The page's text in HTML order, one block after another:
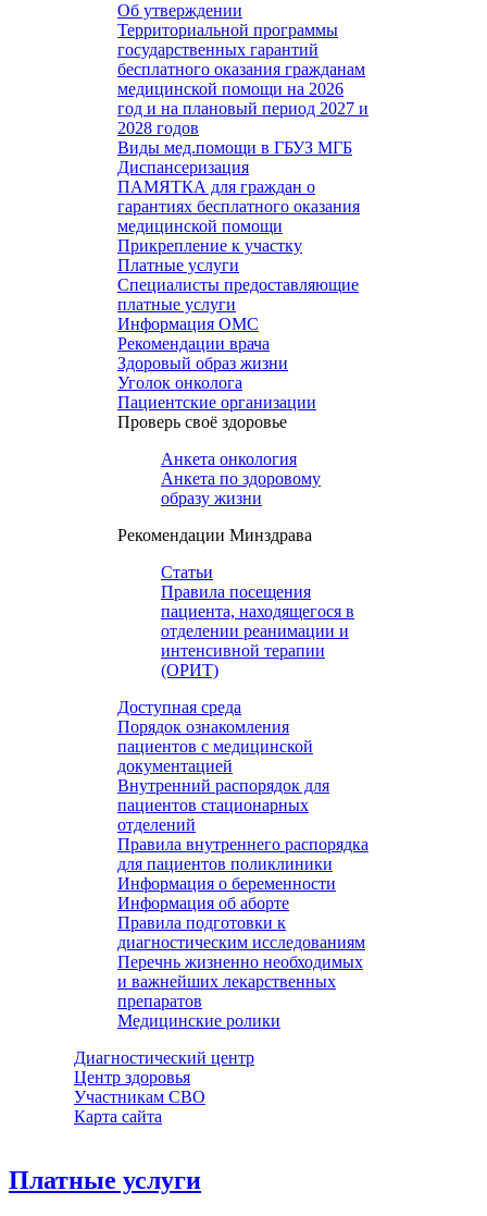
Об утверждении
Территориальной программы
государственных гарантий
бесплатного оказания гражданам
медицинской помощи на 2026
год и на плановый период 2027 и
2028 годов
Виды мед.помощи в ГБУЗ МГБ
Диспансеризация
ПАМЯТКА для граждан о
гарантиях бесплатного оказания
медицинской помощи
Прикрепление к участку
Платные услуги
Специалисты предоставляющие
платные услуги
Информация ОМС
Рекомендации врача
Здоровый образ жизни
Уголок онколога
Пациентские организации
Проверь своё здоровье
Анкета онкология
Анкета по здоровому
образу жизни
Рекомендации Минздрава
Статьи
Правила посещения
пациента, находящегося в
отделении реанимации и
интенсивной терапии
(ОРИТ)
Доступная среда
Порядок ознакомления
пациентов с медицинской
документацией
Внутренний распорядок для
пациентов стационарных
отделений
Правила внутреннего распорядка
для пациентов поликлиники
Информация о беременности
Информация об аборте
Правила подготовки к
диагностическим исследованиям
Перечнь жизненно необходимых
и важнейших лекарственных
препаратов
Медицинские ролики
Диагностический центр
Центр здоровья
Участникам СВО
Карта сайта
Платные услуги